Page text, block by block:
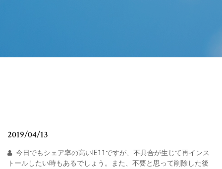
2019/04/13
今日でもシェア率の高いIE11ですが、不具合が生じて再インス
トールしたい時もあるでしょう。また、不要と思って削除した後